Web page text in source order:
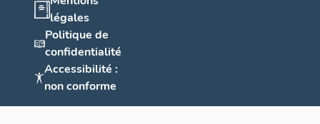
légales
Politique de
confidentialité
Accessibilité :
non conforme